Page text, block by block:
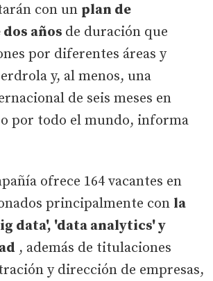
con un plan de
años de duración que
por diferentes áreas y
y, al menos, una
de seis meses en
por todo el mundo, informa
ofrece 164 vacantes en
principalmente con la
data', 'data analytics' y
, además de titulaciones
y dirección de empresas,